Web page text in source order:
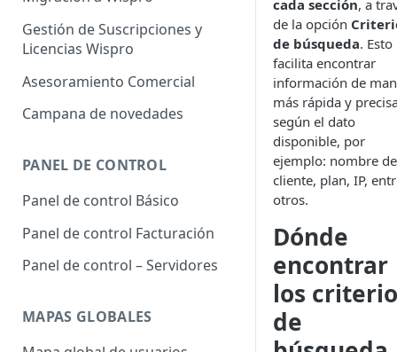
Gestión de Suscripciones y
Licencias Wispro
Asesoramiento Comercial
Campana de novedades
PANEL DE CONTROL
Panel de control Básico
Panel de control Facturación
Panel de control – Servidores
MAPAS GLOBALES
cada sección, a
de la opción
de búsqueda. Esto
facilita encontrar
información de
más rápida y
según el dato
disponible, por
ejemplo: nombre de
cliente, plan, IP,
otros.
Dónde
encontrar
los
de